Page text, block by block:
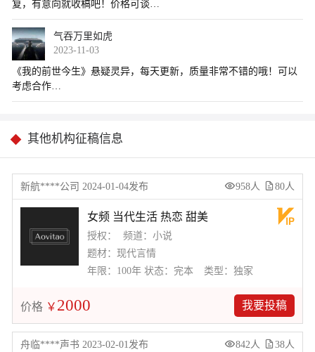
气吞万里如虎
2023-11-03
其他机构征稿信息
新航****公司 2024-01-04发布 958人 80人
女频 当代生活 热恋 甜美
授权：
频道：小说
题材：现代言情
年限：100年 状态：完本 类型：独家
价格 ￥ 2000 我要投稿
舟临****声书 2023-02-01发布 842人 38人